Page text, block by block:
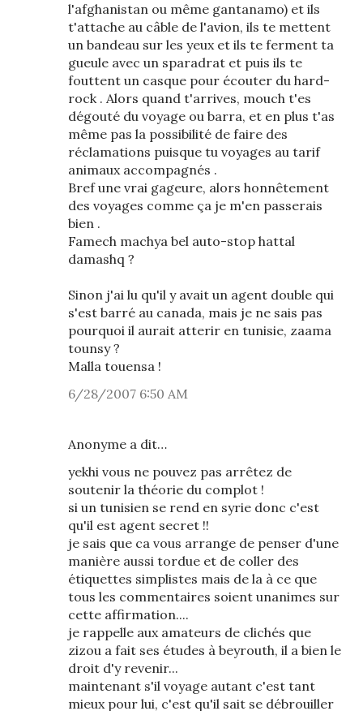
l'afghanistan ou même gantanamo) et ils
t'attache au câble de l'avion, ils te mettent
un bandeau sur les yeux et ils te ferment ta
gueule avec un sparadrat et puis ils te
fouttent un casque pour écouter du hard-
rock . Alors quand t'arrives, mouch t'es
dégouté du voyage ou barra, et en plus t'as
même pas la possibilité de faire des
réclamations puisque tu voyages au tarif
animaux accompagnés .
Bref une vrai gageure, alors honnêtement
des voyages comme ça je m'en passerais
bien .
Famech machya bel auto-stop hattal
damashq ?
Sinon j'ai lu qu'il y avait un agent double qui
s'est barré au canada, mais je ne sais pas
pourquoi il aurait atterir en tunisie, zaama
tounsy ?
Malla touensa !
6/28/2007 6:50 AM
Anonyme a dit…
yekhi vous ne pouvez pas arrêtez de
soutenir la théorie du complot !
si un tunisien se rend en syrie donc c'est
qu'il est agent secret !!
je sais que ca vous arrange de penser d'une
manière aussi tordue et de coller des
étiquettes simplistes mais de la à ce que
tous les commentaires soient unanimes sur
cette affirmation....
je rappelle aux amateurs de clichés que
zizou a fait ses études à beyrouth, il a bien le
droit d'y revenir...
maintenant s'il voyage autant c'est tant
mieux pour lui, c'est qu'il sait se débrouiller